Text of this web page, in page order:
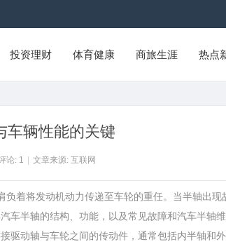
投资理财 体育健康 商旅生涯 热点
车辆性能的关键
论: 1 文章来源: 互联网
着将发动机动力传递至车轮的重任。当半轴出现
车半轴的结构、功能，以及常见故障和汽车半轴
驱动轴与车轮之间的传动件，通常包括内半轴和